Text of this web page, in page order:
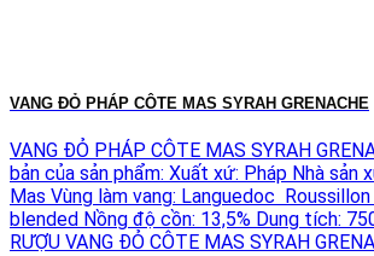
VANG ĐỎ PHÁP CÔTE MAS SYRAH GRENACHE
VANG ĐỎ PHÁP CÔTE MAS SYRAH
bản của sản phẩm: Xuất xứ: Pháp Nhà sản
Mas Vùng làm vang: Languedoc Roussillon
blended Nồng độ cồn: 13,5% Dung tích:
RƯỢU VANG ĐỎ CÔTE MAS SYRAH